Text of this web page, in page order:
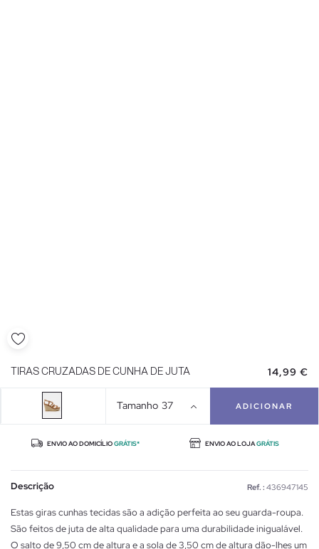
TIRAS CRUZADAS DE CUNHA DE JUTA 14,99 €
Tamanho 37 ADICIONAR
ENVIO AO DOMICÍLIOGRÁTIS* ENVIO AO LOJAGRÁTIS
Descrição Ref. : 436947145
Estas giras cunhas tecidas são a adição perfeita ao seu guarda-roupa.
São feitos de juta de alta qualidade para uma durabilidade inigualável.
O salto de 9,50 cm de altura e a sola de 3,50 cm de altura dão-lhes um